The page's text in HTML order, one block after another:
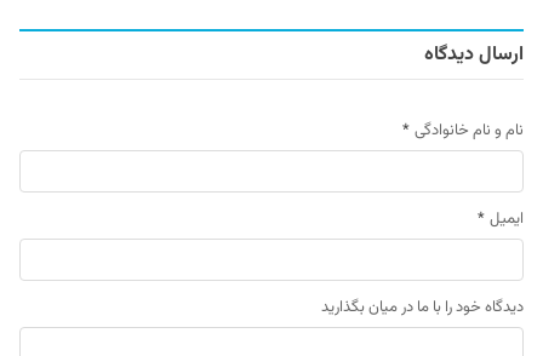
ارسال دیدگاه
نام و نام خانوادگی *
ایمیل *
دیدگاه خود را با ما در میان بگذارید